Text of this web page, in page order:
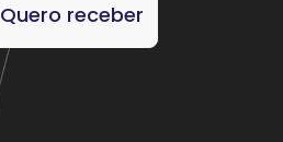
Quero receber